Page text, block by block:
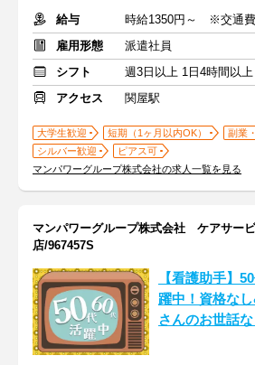
給与
時給1350円～ ※交通
雇用形態
派遣社員
シフト
週3日以上 1日4時間以上
アクセス
関屋駅
大学生歓迎 短期（1ヶ月以内OK）
副業
シルバー歓迎
ピアス可
マンパワーグループ株式会社の求人一覧を見る
マンパワーグループ株式会社 ケアサー
店/967457S
【看護助手】
躍中！資格な
さんのお世話